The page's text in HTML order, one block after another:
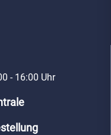
- 16:00 Uhr